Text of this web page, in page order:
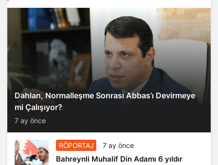
Dahlan, Normalleşme Sonrası Abbas’ı Devirmeye
mi Çalışıyor?
7 ay önce
RÖPORTAJ 7 ay önce
Bahreynli Muhalif Din Adamı 6 yıldır